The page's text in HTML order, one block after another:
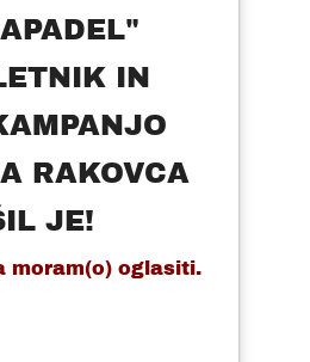
IN
RAKOVCA
JE!
moram(o) oglasiti.